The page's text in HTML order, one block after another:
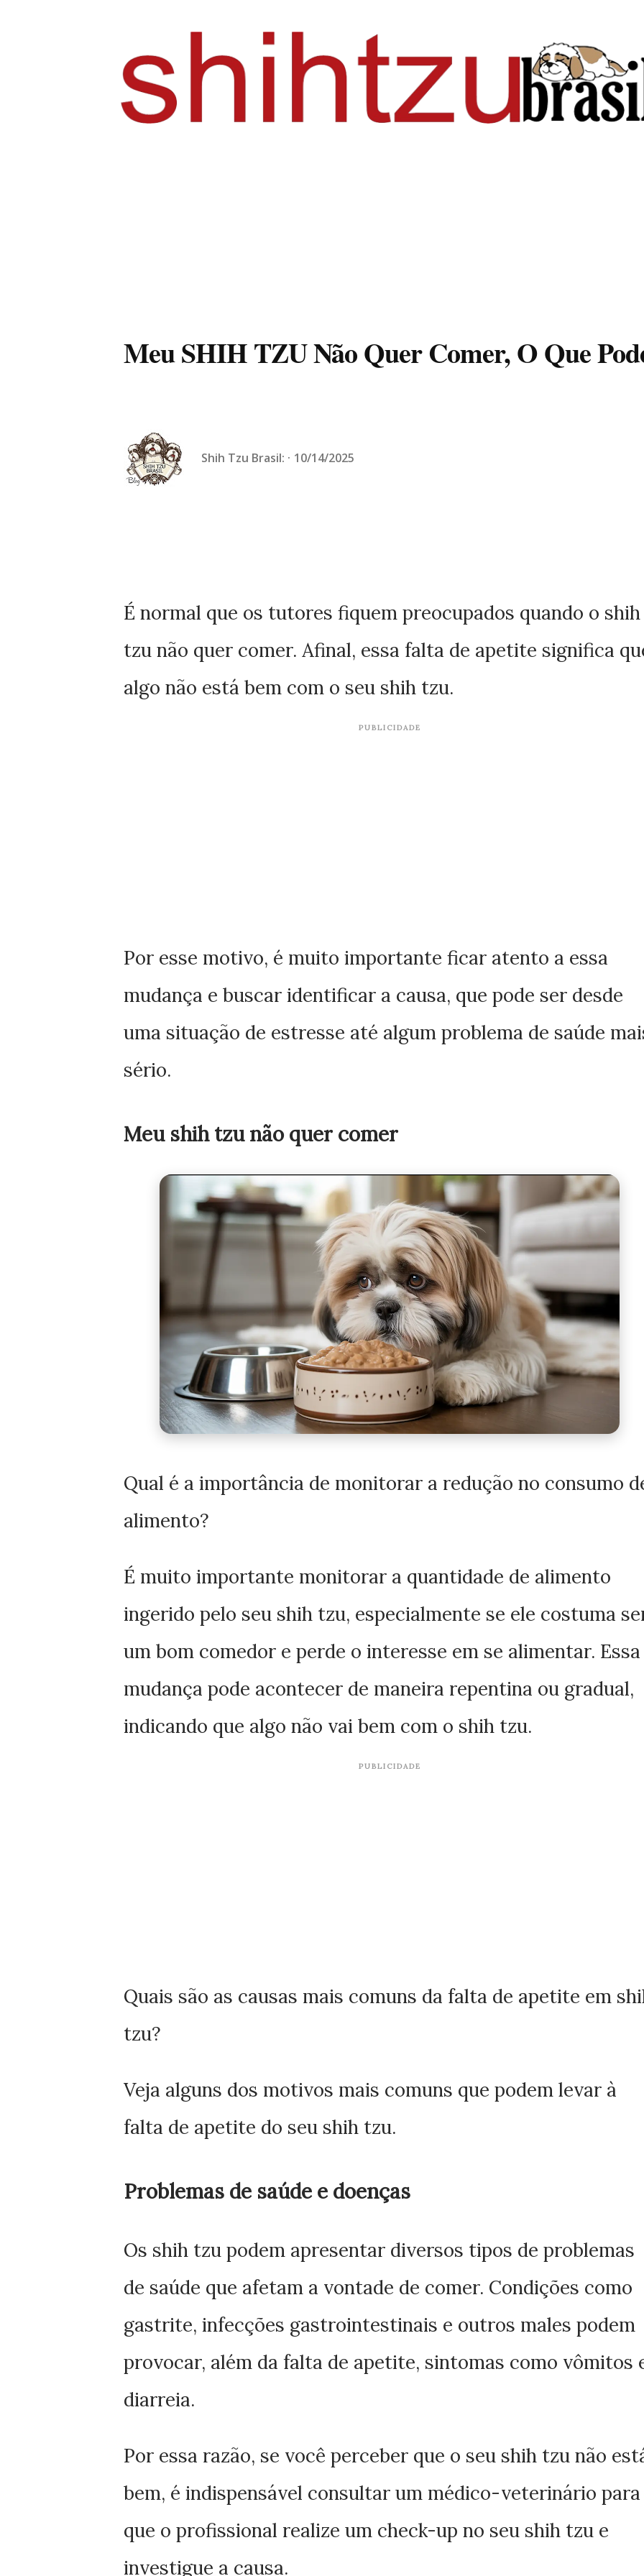
Meu SHIH TZU Não Quer Comer, O Que
Shih Tzu Brasil: 10/14/2025
É normal que os tutores fiquem preocupados quando o shih
tzu não quer comer. Afinal, essa falta de apetite significa
algo não está bem com o seu shih tzu.
PUBLICIDADE
Por esse motivo, é muito importante ficar atento a essa
mudança e buscar identificar a causa, que pode ser desde
uma situação de estresse até algum problema de saúde
sério.
Meu shih tzu não quer comer
Qual é a importância de monitorar a redução no consumo
alimento?
É muito importante monitorar a quantidade de alimento
ingerido pelo seu shih tzu, especialmente se ele costuma
um bom comedor e perde o interesse em se alimentar. Essa
mudança pode acontecer de maneira repentina ou gradual,
indicando que algo não vai bem com o shih tzu.
PUBLICIDADE
Quais são as causas mais comuns da falta de apetite em
tzu?
Veja alguns dos motivos mais comuns que podem levar à
falta de apetite do seu shih tzu.
Problemas de saúde e doenças
Os shih tzu podem apresentar diversos tipos de problemas
de saúde que afetam a vontade de comer. Condições como
gastrite, infecções gastrointestinais e outros males podem
provocar, além da falta de apetite, sintomas como vômitos
diarreia.
Por essa razão, se você perceber que o seu shih tzu não
bem, é indispensável consultar um médico-veterinário para
que o profissional realize um check-up no seu shih tzu e
investigue a causa.